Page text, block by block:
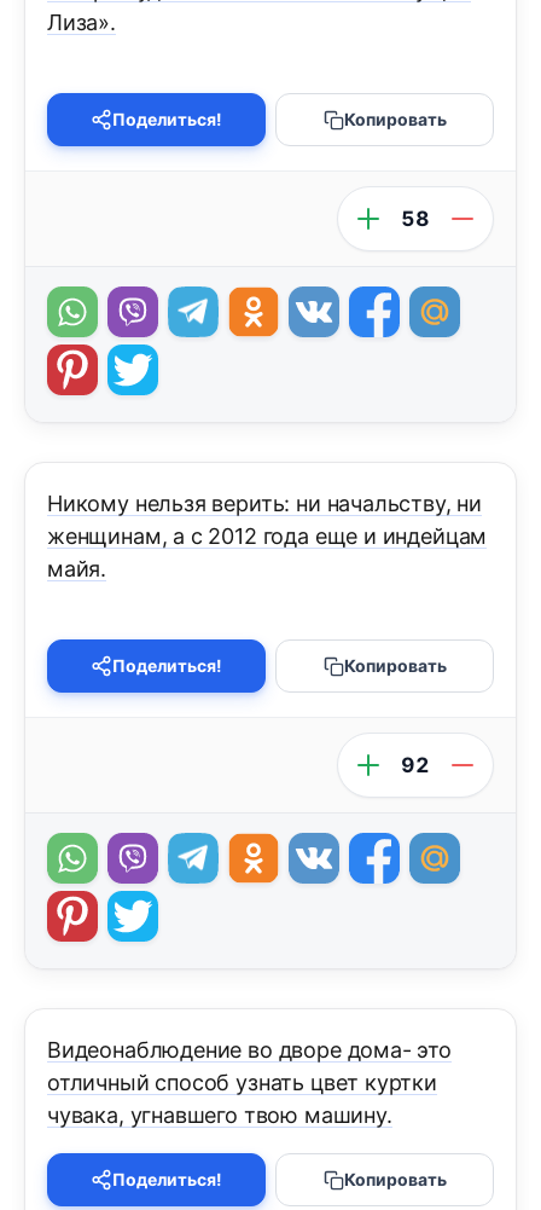
Лиза».
Поделиться! Копировать
58
Никому нельзя верить: ни начальству, ни
женщинам, а с 2012 года еще и индейцам
майя.
Поделиться! Копировать
92
Видеонаблюдение во дворе дома- это
отличный способ узнать цвет куртки
чувака, угнавшего твою машину.
Поделиться! Копировать